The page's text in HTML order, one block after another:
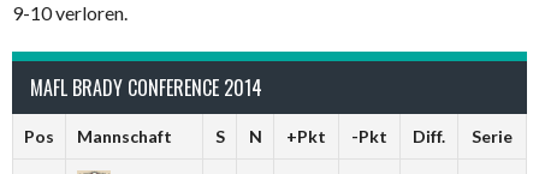
9-10 verloren.
MAFL BRADY CONFERENCE 2014
Pos Mannschaft S N +Pkt -Pkt Diff. Serie